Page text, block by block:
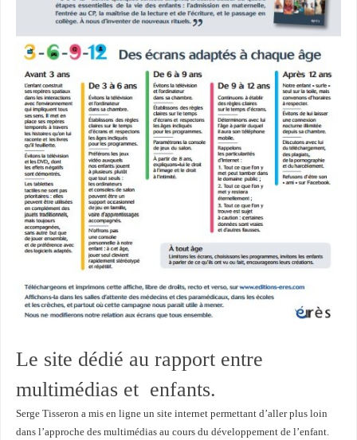
Le site dédié au rapport entre
multimédias et enfants.
Serge Tisseron a mis en ligne un site internet permettant d’aller plus loin
dans l’approche des multimédias au cours du développement de l’enfant.